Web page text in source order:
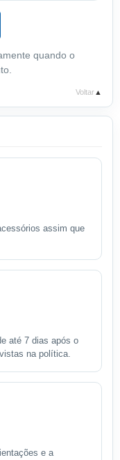
quando o
Voltar ▲
assim que
até 7 dias após o
na política.
e a